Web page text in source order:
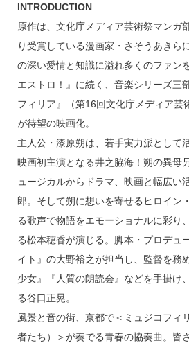
INTRODUCTION
原作は、文化庁メディア芸術祭マンガ
り受賞している漫画家・さそうあきら
の深い愛情と知識に溢れ多くのファン
エストロ！』に続く、音楽シリーズ三
フィリア』（第16回⽂化庁メディア芸
が待望の映画化。
主人公・漆原朔は、若手実力派として
映画初主演となる井之脇海！朔の異母
ュージカルからドラマ、映画と幅広い
郎。そして朔に想いを寄せるヒロイン
る歌声で物語をエモーショナルに彩り
る松本穂香が演じる。脚本・プロデュ
イト』の大野裕之が担当し、監督を務
少女』『人質の朗読会』などを手掛け
る谷口正晃。
風景と音の街、京都で＜ミュジコフィ
者たち）＞が奏でる青春の協奏曲。皆